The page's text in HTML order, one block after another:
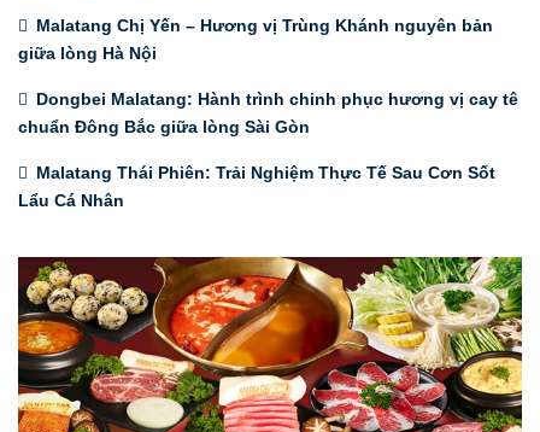
Malatang Chị Yến – Hương vị Trùng Khánh nguyên bản
giữa lòng Hà Nội
Dongbei Malatang: Hành trình chinh phục hương vị cay tê
chuẩn Đông Bắc giữa lòng Sài Gòn
Malatang Thái Phiên: Trải Nghiệm Thực Tế Sau Cơn Sốt
Lẩu Cá Nhân